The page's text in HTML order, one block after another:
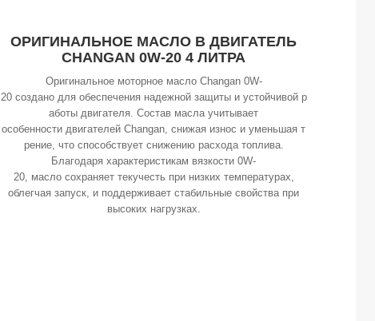
ОРИГИНАЛЬНОЕ МАСЛО В ДВИГАТЕЛЬ
CHANGAN 0W-20 4 ЛИТРА
Оригинальное моторное масло Changan 0W-
20 создано для обеспечения надежной защиты и устойчивой р
аботы двигателя. Состав масла учитывает
особенности двигателей Changan, снижая износ и уменьшая т
рение, что способствует снижению расхода топлива.
Благодаря характеристикам вязкости 0W-
20, масло сохраняет текучесть при низких температурах,
облегчая запуск, и поддерживает стабильные свойства при
высоких нагрузках.